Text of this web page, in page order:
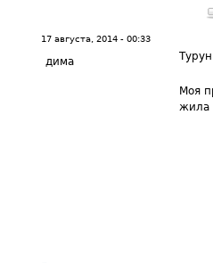
17 августа, 2014 - 00:33
дима
Моя
жила